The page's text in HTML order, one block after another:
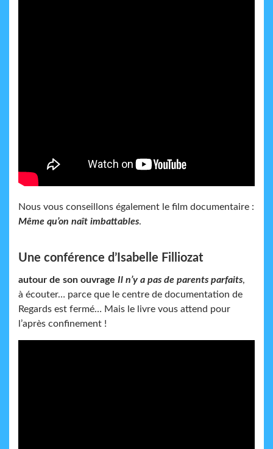
Nous vous conseillons également le film documentaire :
Même qu’on naît imbattables.
Une conférence d’Isabelle Filliozat
autour de son ouvrage Il n’y a pas de parents parfaits,
à écouter… parce que le centre de documentation de
Regards est fermé… Mais le livre vous attend pour
l’après confinement !